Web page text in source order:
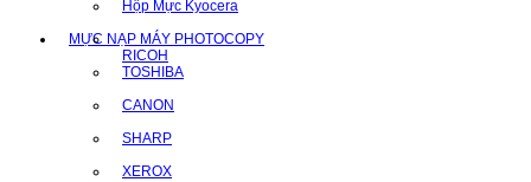
Hộp Mực Kyocera
MỰC NẠP MÁY PHOTOCOPY
RICOH
TOSHIBA
CANON
SHARP
XEROX